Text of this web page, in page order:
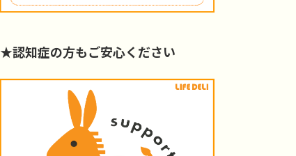
★認知症の方もご安心ください